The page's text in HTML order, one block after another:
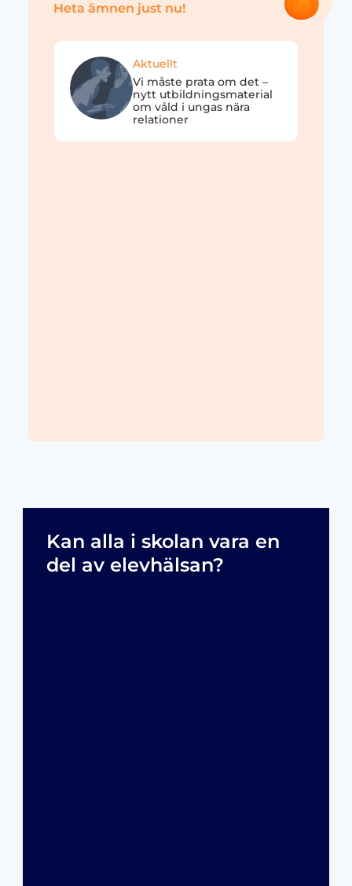
Heta ämnen just nu!
Aktuellt
Vi måste prata om det –
nytt utbildningsmaterial
om våld i ungas nära
relationer
Kan alla i skolan vara en
del av elevhälsan?